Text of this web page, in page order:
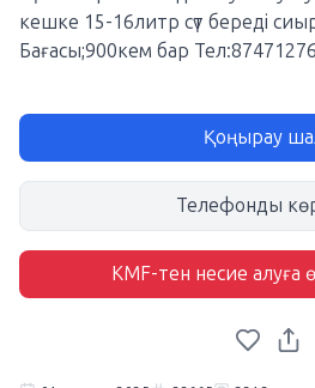
кешке 15-16литр сүт береді
Бағасы;900кем бар
Қоңырау
Телефонды
KMF-тен несие алуға